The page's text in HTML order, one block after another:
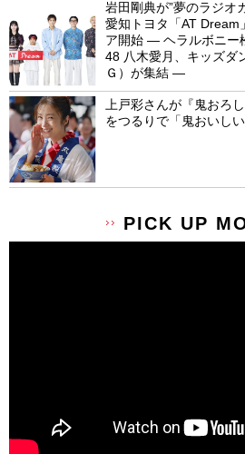
岩田剛典が”夢のラジオ
愛知トヨタ「AT Dream
ア開始 ― ヘラルボニー
48 八木愛月、キッズダ
Ｇ）が集結 ―
上戸彩さんが『鬼おろ
をつるりで「鬼おいしい
PICK UP